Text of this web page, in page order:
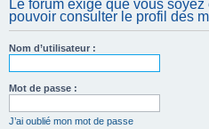
Le forum exige que vous
pouvoir consulter le profil des
Nom d’utilisateur :
Mot de passe :
J’ai oublié mon mot de passe